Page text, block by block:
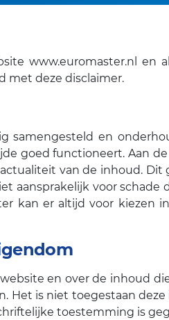
www.euromaster.nl en
met deze disclaimer.
samengesteld en
goed functioneert. Aan
van de inhoud.
aansprakelijk voor
kan er altijd voor kiezen
en over de inhoud
Het is niet toegestaan
toestemming is